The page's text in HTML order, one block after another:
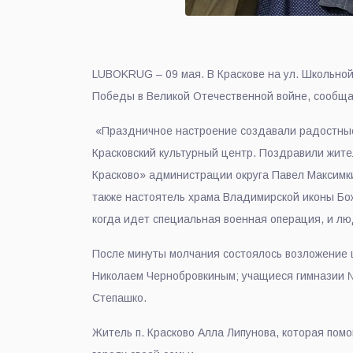
LUBOKRUG – 09 мая. В Краскове на ул.
Победы в Великой Отечественной войне,
«Праздничное настроение создавали
Красковский культурный центр. Поздравили
Красково» администрации округа Павел
также настоятель храма Владимирской иконы
когда идет специальная военная операция, и
После минуты молчания состоялось
Николаем Чернобровкиным; учащиеся гимназии
Степашко.
Житель п. Красково Алла Липунова, которая